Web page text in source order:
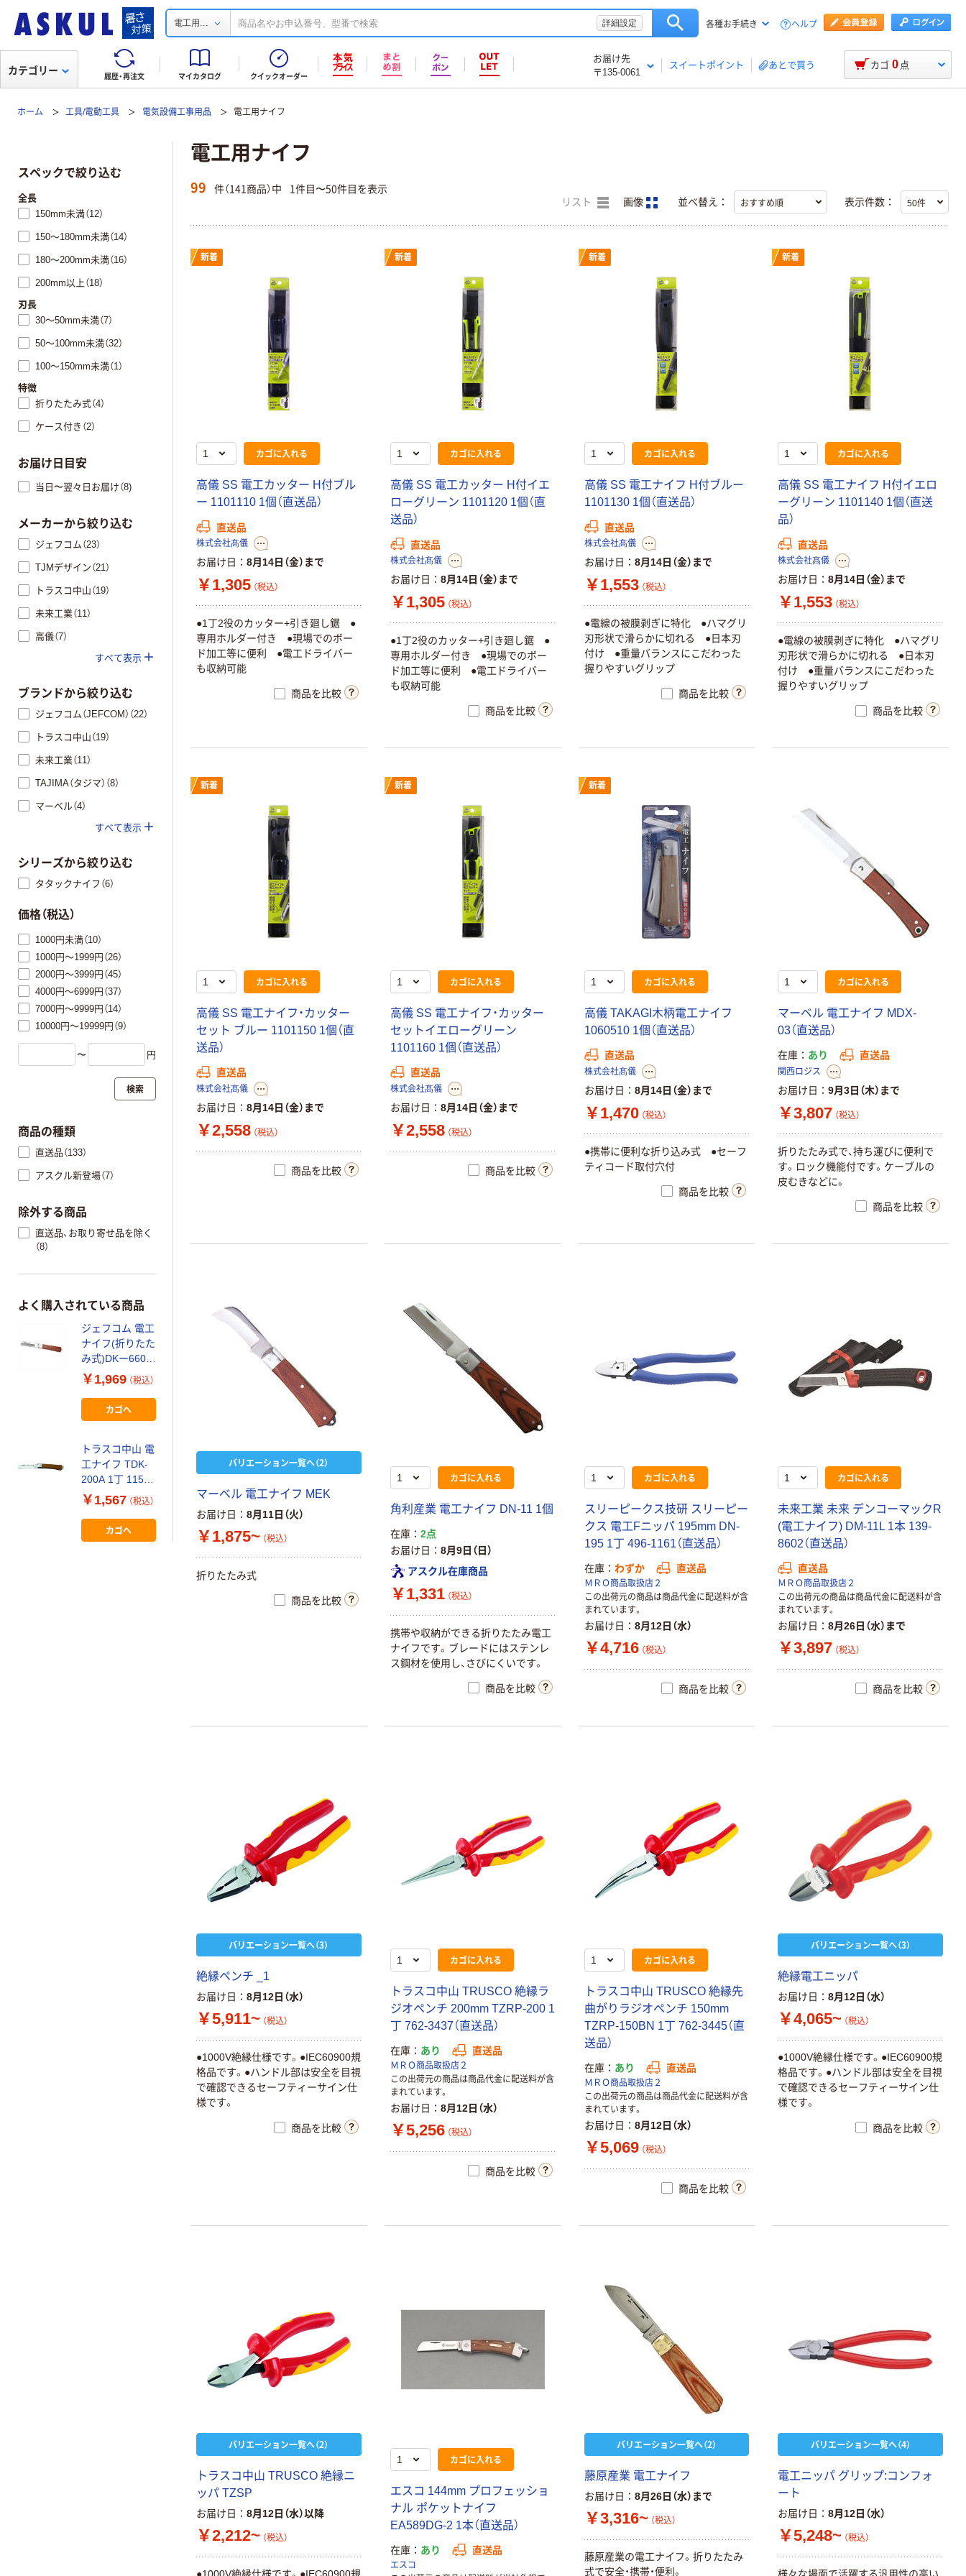
電工用 ... 詳細設定 各種お手続き ヘルプ
履歴・再注文 マイカタログ クイックオーダー
お届け先
〒135-0061
スイートポイント あとで買う
カテゴリー カゴ 0 点
ホーム 工具/電動工具 電気設備工事用品 電工用ナイフ
電工用ナイフ
99 件（141商品）中 1件目〜50件目を表示
リスト 画像 並べ替え： 表示件数：
新着
カゴに入れる
高儀 SS 電工カッター H付ブル
ー 1101110 1個（直送品）
直送品
株式会社髙儀
お届け日 8月14日（金）まで
￥1,305 （税込）
●1丁2役のカッター+引き廻し鋸 ●
専用ホルダー付き ●現場でのボー
ド加工等に便利 ●電工ドライバー
も収納可能
商品を比較
新着
カゴに入れる
高儀 SS 電工カッター H付イエ
ローグリーン 1101120 1個（直
送品）
直送品
株式会社髙儀
お届け日 8月14日（金）まで
￥1,305 （税込）
●1丁2役のカッター+引き廻し鋸 ●
専用ホルダー付き ●現場でのボー
ド加工等に便利 ●電工ドライバー
も収納可能
商品を比較
新着
カゴに入れる
高儀 SS 電工ナイフ H付ブルー
1101130 1個（直送品）
直送品
株式会社髙儀
お届け日 8月14日（金）まで
￥1,553 （税込）
●電線の被膜剥ぎに特化 ●ハマグリ
刃形状で滑らかに切れる ●日本刃
付け ●重量バランスにこだわった
握りやすいグリップ
商品を比較
新着
カゴに入れる
高儀 SS 電工ナイフ H付イエロ
ーグリーン 1101140 1個（直送
品）
直送品
株式会社髙儀
お届け日 8月14日（金）まで
￥1,553 （税込）
●電線の被膜剥ぎに特化 ●ハマグリ
刃形状で滑らかに切れる ●日本刃
付け ●重量バランスにこだわった
握りやすいグリップ
商品を比較
新着
カゴに入れる
高儀 SS 電工ナイフ・カッター
セット ブルー 1101150 1個（直
送品）
直送品
株式会社髙儀
お届け日 8月14日（金）まで
￥2,558 （税込）
商品を比較
新着
カゴに入れる
高儀 SS 電工ナイフ・カッター
セットイエローグリーン
1101160 1個（直送品）
直送品
株式会社髙儀
お届け日 8月14日（金）まで
￥2,558 （税込）
商品を比較
新着
カゴに入れる
高儀 TAKAGI木柄電工ナイフ
1060510 1個（直送品）
直送品
株式会社髙儀
お届け日 8月14日（金）まで
￥1,470 （税込）
●携帯に便利な折り込み式 ●セーフ
ティコード取付穴付
商品を比較
カゴに入れる
マーベル 電工ナイフ MDX-
03（直送品）
在庫 あり 直送品
関西ロジス
お届け日 9月3日（木）まで
￥3,807 （税込）
折りたたみ式で、持ち運びに便利で
す。ロック機能付です。ケーブルの
皮むきなどに。
商品を比較
バリエーション一覧へ（2）
マーベル 電工ナイフ MEK
お届け日 8月11日（火）
￥1,875~ （税込）
折りたたみ式
商品を比較
カゴに入れる
角利産業 電工ナイフ DN-11 1個
在庫
2点
お届け日
8月9日（日）
アスクル在庫商品
￥1,331 （税込）
携帯や収納ができる折りたたみ電工
ナイフです。ブレードにはステンレ
ス鋼材を使用し、さびにくいです。
商品を比較
カゴに入れる
スリーピークス技研 スリーピー
クス 電工Fニッパ 195mm DN-
195 1丁 496-1161（直送品）
在庫 わずか 直送品
ＭＲＯ商品取扱店２
この出荷元の商品は商品代金に配送料が含
まれています。
お届け日 8月12日（水）
￥4,716 （税込）
商品を比較
カゴに入れる
未来工業 未来 デンコーマックR
(電工ナイフ) DM-11L 1本 139-
8602（直送品）
直送品
ＭＲＯ商品取扱店２
この出荷元の商品は商品代金に配送料が含
まれています。
お届け日 8月26日（水）まで
￥3,897 （税込）
商品を比較
バリエーション一覧へ（3）
絶縁ペンチ _1
お届け日 8月12日（水）
￥5,911~ （税込）
●1000V絶縁仕様です。●IEC60900規
格品です。●ハンドル部は安全を目視
で確認できるセーフティーサイン仕
様です。
商品を比較
カゴに入れる
トラスコ中山 TRUSCO 絶縁ラ
ジオペンチ 200mm TZRP-200 1
丁 762-3437（直送品）
在庫 あり 直送品
ＭＲＯ商品取扱店２
この出荷元の商品は商品代金に配送料が含
まれています。
お届け日 8月12日（水）
￥5,256 （税込）
商品を比較
カゴに入れる
トラスコ中山 TRUSCO 絶縁先
曲がりラジオペンチ 150mm
TZRP-150BN 1丁 762-3445（直
送品）
在庫 あり 直送品
ＭＲＯ商品取扱店２
この出荷元の商品は商品代金に配送料が含
まれています。
お届け日 8月12日（水）
￥5,069 （税込）
商品を比較
バリエーション一覧へ（3）
絶縁電工ニッパ
お届け日 8月12日（水）
￥4,065~ （税込）
●1000V絶縁仕様です。●IEC60900規
格品です。●ハンドル部は安全を目視
で確認できるセーフティーサイン仕
様です。
商品を比較
バリエーション一覧へ（2）
トラスコ中山 TRUSCO 絶縁ニ
ッパ TZSP
お届け日 8月12日（水）以降
￥2,212~ （税込）
カゴに入れる
エスコ 144mm プロフェッショ
ナル ポケットナイフ
EA589DG-2 1本（直送品）
在庫 あり 直送品
エスコ
バリエーション一覧へ（2）
藤原産業 電工ナイフ
お届け日 8月26日（水）まで
￥3,316~ （税込）
藤原産業の電工ナイフ。折りたたみ
式で安全・携帯・便利。
バリエーション一覧へ（4）
電工ニッパ グリップ:コンフォ
ート
お届け日 8月12日（水）
￥5,248~ （税込）
スペックで絞り込む
全長
150mm未満（12）
150～180mm未満（14）
180～200mm未満（16）
200mm以上（18）
刃長
30～50mm未満（7）
50～100mm未満（32）
100～150mm未満（1）
特徴
折りたたみ式（4）
ケース付き（2）
お届け日目安
当日〜翌々日お届け（8)
メーカーから絞り込む
ジェフコム（23）
TJMデザイン（21）
トラスコ中山（19）
未来工業（11）
高儀（7）
すべて表示
ブランドから絞り込む
ジェフコム（JEFCOM）（22）
トラスコ中山（19）
未来工業（11）
TAJIMA（タジマ）（8）
マーベル（4）
すべて表示
シリーズから絞り込む
タタックナイフ（6）
価格（税込）
1000円未満（10）
1000円～1999円（26）
2000円～3999円（45）
4000円～6999円（37）
7000円～9999円（14）
10000円～19999円（9）
〜 円
検索
商品の種類
直送品（133）
アスクル新登場（7）
除外する商品
直送品、お取り寄せ品を除く
（8）
よく購入されている商品
ジェフコム 電工
ナイフ(折りたた
み式)DKー660M
DK-660M 1ケ
（直送品）
￥1,969 （税込）
カゴへ
トラスコ中山 電
工ナイフ TDK-
200A 1丁 115-
3976
￥1,567 （税込）
カゴへ